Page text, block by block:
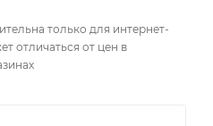
только для интернет-
отличаться от цен в